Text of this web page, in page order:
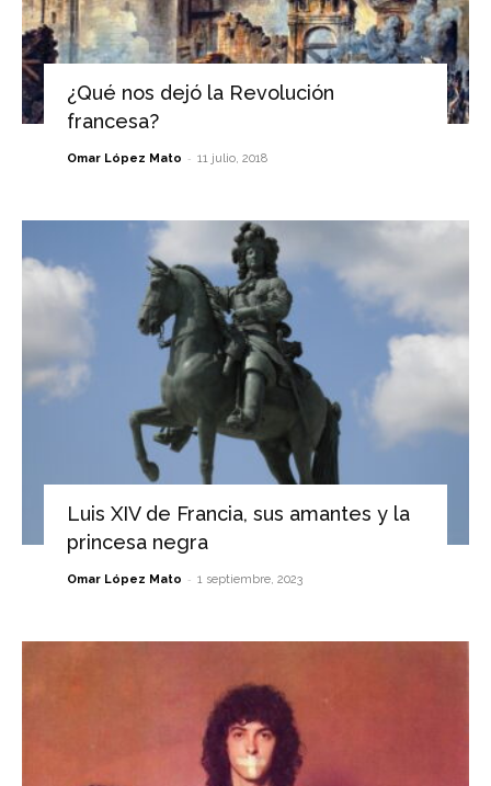
¿Qué nos dejó la Revolución
francesa?
Omar López Mato - 11 julio, 2018
Luis XIV de Francia, sus amantes y la
princesa negra
Omar López Mato - 1 septiembre, 2023